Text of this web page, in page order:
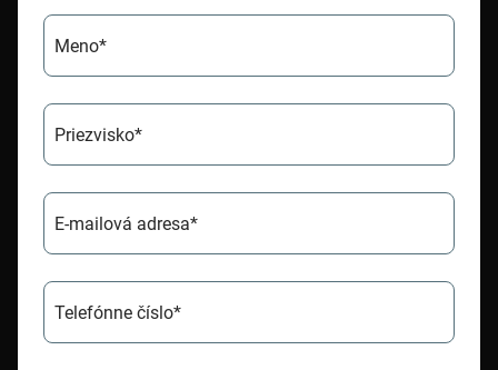
Meno*
Priezvisko*
E-mailová adresa*
Telefónne číslo*